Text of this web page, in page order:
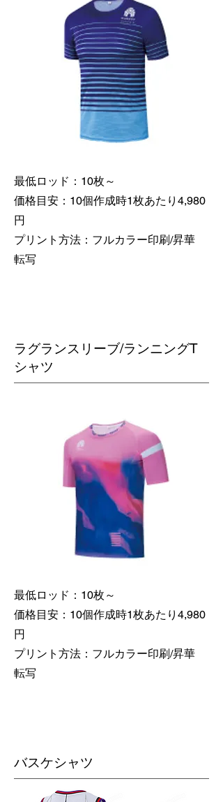
最低ロッド：10枚～
価格目安：10個作成時1枚あたり4,980
円
​プリント方法：フルカラー印刷/昇華
転写
​ラグランスリーブ/ランニングT
シャツ
最低ロッド：10枚～
価格目安：10個作成時1枚あたり4,980
円
​プリント方法：フルカラー印刷/昇華
転写
バスケシャツ